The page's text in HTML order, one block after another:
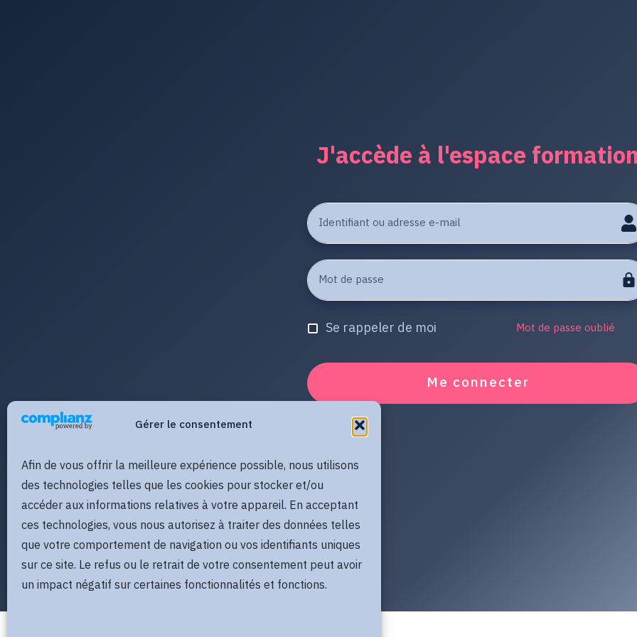
Gérer le consentement
Afin de vous offrir la meilleure expérience possible, nous utilisons
des technologies telles que les cookies pour stocker et/ou
accéder aux informations relatives à votre appareil. En acceptant
ces technologies, vous nous autorisez à traiter des données telles
que votre comportement de navigation ou vos identifiants uniques
sur ce site. Le refus ou le retrait de votre consentement peut avoir
un impact négatif sur certaines fonctionnalités et fonctions.
J'accède à l'espace
Se rappeler de moi Mot de passe oublié
Me connecter